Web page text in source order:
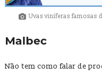
Uvas viníferas famosas
Malbec
Não tem como falar de